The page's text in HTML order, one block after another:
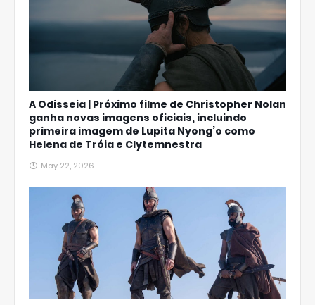
A Odisseia | Próximo filme de Christopher Nolan
ganha novas imagens oficiais, incluindo
primeira imagem de Lupita Nyong’o como
Helena de Tróia e Clytemnestra
May 22, 2026